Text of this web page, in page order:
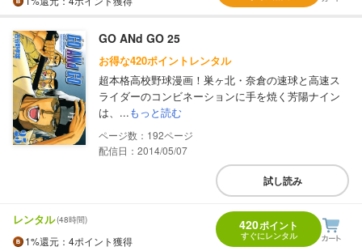
GO ANd GO 25
お得な420ポイントレンタル
超本格高校野球漫画！巣ヶ北・奈倉の速球と高速ス
ライダーのコンビネーションに手を焼く芳陽ナイン
は、...もっと読む
192
配信日：2014/05/07
試し読み
レンタル(48時間)
1%還元 ：4ポイント獲得
420ポイント
すぐにレンタル